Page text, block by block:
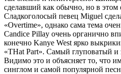
сделавший как обычно, но в этом
Сладкоголосый певец Miguel
«Overtime», однако сама тема
Candice Pillay очень органично
конечно Kanye West ярко
«THat Part». Самый глуповатый и
Видимо это и объясняет то, что
синглом и самой популярной